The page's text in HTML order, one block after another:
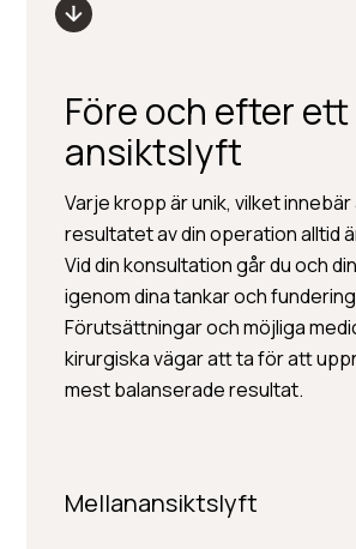
Före och efter ett
ansiktslyft
Varje kropp är unik, vilket
resultatet av din operation alltid
Vid din konsultation går du och
igenom dina tankar och
Förutsättningar och möjliga
kirurgiska vägar att ta för att
mest balanserade resultat.
Mellanansiktslyft